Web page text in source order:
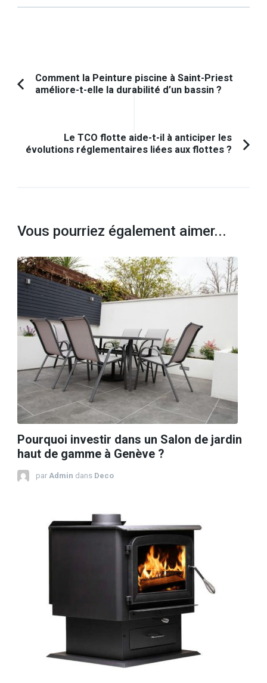
Navigation
d'article
Article
Comment la Peinture piscine à Saint-Priest
améliore-t-elle la durabilité d’un bassin ?
Le TCO flotte aide-t-il à anticiper les
évolutions réglementaires liées aux flottes ?
Vous pourriez également aimer...
Pourquoi investir dans un Salon de jardin
haut de gamme à Genève ?
par Admin dans Deco